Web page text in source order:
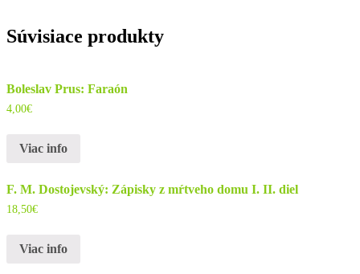
Súvisiace produkty
Boleslav Prus: Faraón
4,00€
Viac info
F. M. Dostojevský: Zápisky z mŕtveho domu I. II. diel
18,50€
Viac info